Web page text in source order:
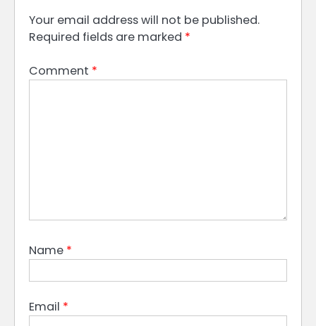
Your email address will not be published.
Required fields are marked *
Comment *
Name *
Email *